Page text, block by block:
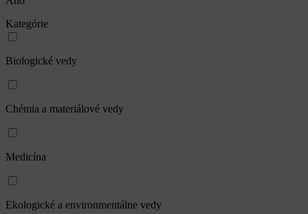
Kategórie
Biologické vedy
Chémia a materiálové vedy
Medicína
Ekologické a environmentálne vedy